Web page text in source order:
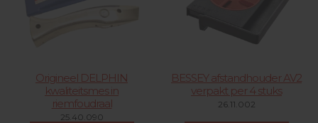
Origineel DELPHIN
kwaliteitsmes in
riemfoudraal
25.40.090
BESSEY afstandhouder AV2
verpakt per 4 stuks
26.11.002